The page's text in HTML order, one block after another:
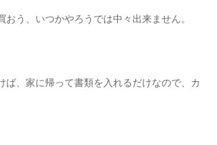
おう、いつかやろうでは中々出来ません。
ば、家に帰って書類を入れるだけなので、カ